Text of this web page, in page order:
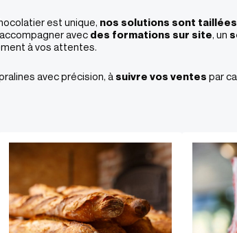
est unique, nos solutions sont
avec des formations sur site, un
à vos attentes.
avec précision, à suivre vos ventes par